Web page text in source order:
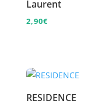
Laurent
2,90€
RESIDENCE